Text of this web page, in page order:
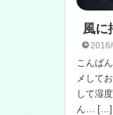
風に
こんば
メして
して湿
ん… […]